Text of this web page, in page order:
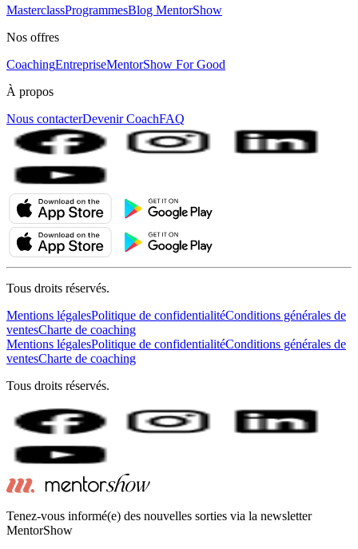
MasterclassProgrammesBlog MentorShow
Nos offres
CoachingEntrepriseMentorShow For Good
À propos
Nous contacterDevenir CoachFAQ
Tous droits réservés.
Mentions légalesPolitique de confidentialitéConditions générales de
ventesCharte de coaching
Mentions légalesPolitique de confidentialitéConditions générales de
ventesCharte de coaching
Tous droits réservés.
Tenez-vous informé(e) des nouvelles sorties via la newsletter
MentorShow